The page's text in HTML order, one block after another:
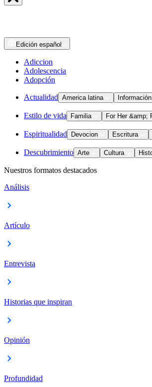
Edición español
Adiccion
Adolescencia
Adopción
Actualidad America latina
Estilo de vida Familia For Her &amp;
Espiritualidad Devocion Escritura
Descubrimiento Arte Cultura
Nuestros formatos destacados
Análisis
Artículo
Entrevista
Historias que inspiran
Opinión
Profundidad